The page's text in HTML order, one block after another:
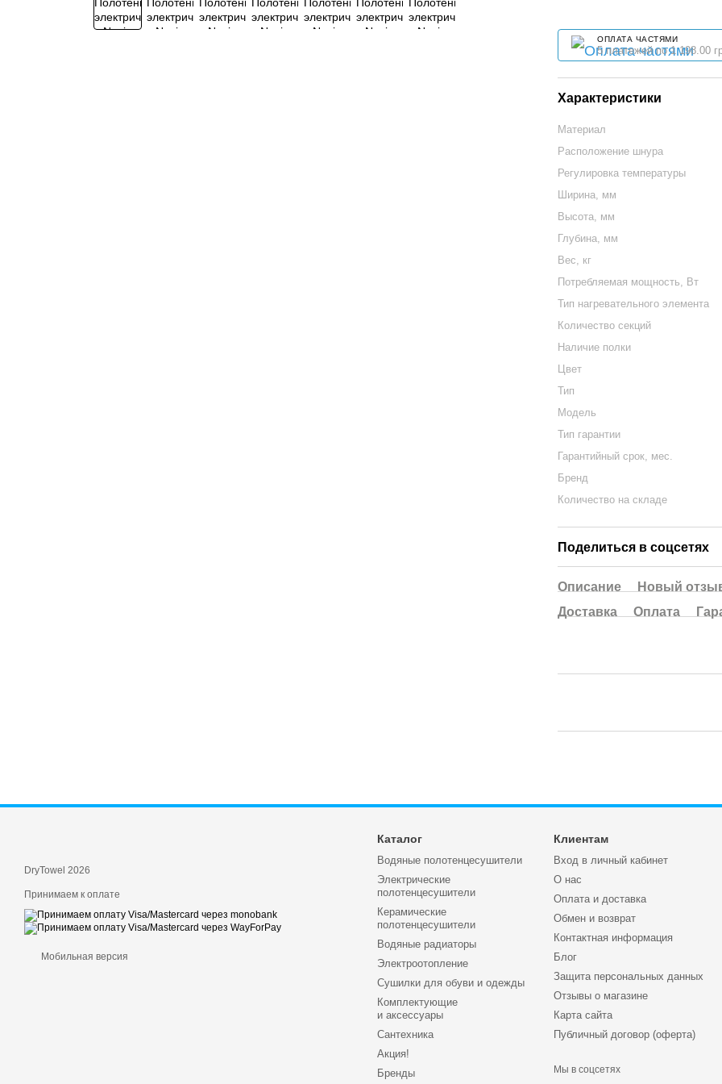
ОПЛАТА ЧАСТЯМИ
5 платежей по 1 198.00
Характеристики
Материал
Расположение шнура
Регулировка температуры
Ширина, мм
Высота, мм
Глубина, мм
Вес, кг
Потребляемая мощность, Вт
Тип нагревательного элемента
Количество секций
Наличие полки
Цвет
Тип
Модель
Тип гарантии
Гарантийный срок, мес.
Бренд
Количество на складе
Поделиться в соцсетях
Описание
Новый
Доставка
Оплата
DryTowel 2026
Принимаем к оплате
Мобильная версия
Каталог
Водяные полотенцесушители
Электрические
полотенцесушители
Керамические
полотенцесушители
Водяные радиаторы
Электроотопление
Сушилки для обуви и одежды
Комплектующие
и аксессуары
Сантехника
Акция!
Бренды
Клиентам
Вход в личный кабинет
О нас
Оплата и доставка
Обмен и возврат
Контактная информация
Блог
Защита персональных данных
Отзывы о магазине
Карта сайта
Публичный договор (оферта)
Мы в соцсетях